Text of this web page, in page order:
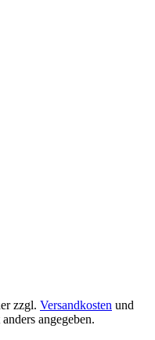
zzgl. Versandkosten und
angegeben.